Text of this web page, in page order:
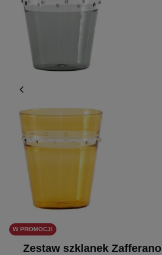
W PROMOCJI
Zestaw szklanek